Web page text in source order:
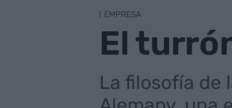
EMPRESA
El
La filosofía de